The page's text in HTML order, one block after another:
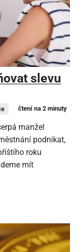
slevu
čtení na 2 minuty
manžel
podnikat,
roku
mít